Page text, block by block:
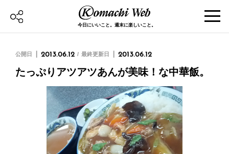
今日にいいこと。週末に楽しいこと。
公開日 2013.06.12 最終更新日 2013.06.12
たっぷりアツアツあんが美味！な中華飯。